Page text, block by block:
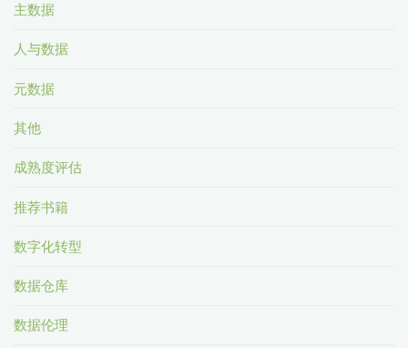
主数据
人与数据
元数据
其他
成熟度评估
推荐书籍
数字化转型
数据仓库
数据伦理